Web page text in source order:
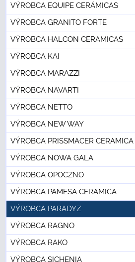
VÝROBCA EQUIPE CERÁMICAS
VÝROBCA GRANITO FORTE
VÝROBCA HALCON CERAMICAS
VÝROBCA KAI
VÝROBCA MARAZZI
VÝROBCA NAVARTI
VÝROBCA NETTO
VÝROBCA NEW WAY
VÝROBCA PRISSMACER CERAMICA
VÝROBCA NOWA GALA
VÝROBCA OPOCZNO
VÝROBCA PAMESA CERAMICA
VÝROBCA PARADYZ
VÝROBCA RAGNO
VÝROBCA RAKO
VÝROBCA SICHENIA